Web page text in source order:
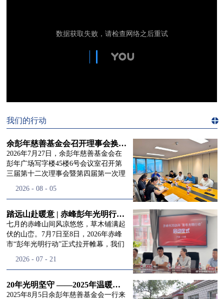
我们的行动
余彭年慈善基金会召开理事会换届会议
2026年7月27日，余彭年慈善基金会在
彭年广场写字楼45楼6号会议室召开第
三届第十二次理事会暨第四届第一次理
徐滨先生；副理事长兼秘书长彭志兵先
生、李玲辉先生、郭启兴先生及梅鑫先
生，现场列席人员:监事孙海跃先生，联
合党支部书记曾层同志。本次会议由理
事长徐滨主持，会议出席人数超过理事
换届会议严格按照基金会章程规定流程
同回顾了基金会过往任期内在助学兴
教、医疗救助、公益事业普惠等多个领
2026 - 08 - 05
踏远山赴暖意 | 赤峰彭年光明行动启程，入户回访接住乡亲眼底的光亮
七月的赤峰山间风凉悠悠，草木铺满起
伏的山峦。7月7日至8日，2026年赤峰
市“彭年光明行动”正式拉开帷幕，我们
土地，赴一场延续了二十一年的光明之
残联唐婷婷理事长到场参与本次启动活
动，由衷肯定了基金会坚持二十一年深
2026 - 07 - 21
20年光明坚守 ——2025年温暖启程“彭年光明行动”内蒙赤峰
2025年8月5日余彭年慈善基金会一行来
们的行
动
道>>